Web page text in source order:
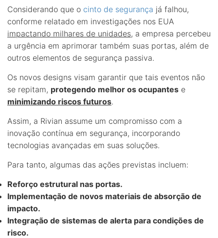
Considerando que o cinto de segurança já falhou,
conforme relatado em investigações nos EUA
impactando milhares de unidades, a empresa percebeu
a urgência em aprimorar também suas portas, além de
outros elementos de segurança passiva.
Os novos designs visam garantir que tais eventos não
se repitam, protegendo melhor os ocupantes e
minimizando riscos futuros.
Assim, a Rivian assume um compromisso com a
inovação contínua em segurança, incorporando
tecnologias avançadas em suas soluções.
Para tanto, algumas das ações previstas incluem:
Reforço estrutural nas portas.
Implementação de novos materiais de absorção de
impacto.
Integração de sistemas de alerta para condições de
risco.